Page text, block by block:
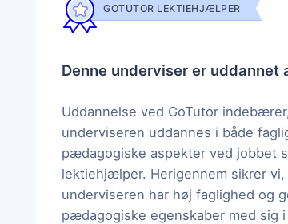
GOTUTOR LEKTIEHJÆLPER
Denne underviser er uddannet
Uddannelse ved GoTutor
underviseren uddannes i både
pædagogiske aspekter ved jobbet
lektiehjælper. Herigennem sikrer vi,
underviseren har høj faglighed og
pædagogiske egenskaber med sig i